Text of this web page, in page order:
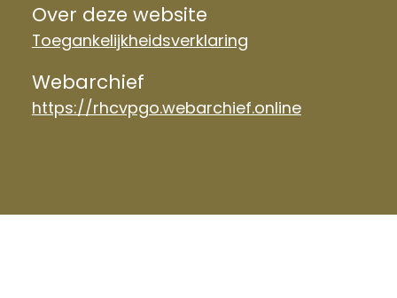
Over deze website
Toegankelijkheidsverklaring
Webarchief
https://rhcvpgo.webarchief.online